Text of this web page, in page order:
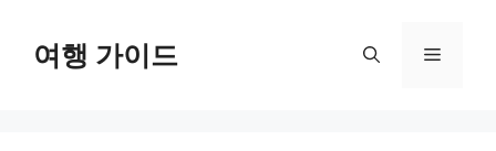
여행 가이드 메